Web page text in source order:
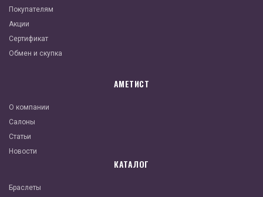
Покупателям
Акции
Сертификат
Обмен и скупка
АМЕТИСТ
О компании
Салоны
Статьи
Новости
КАТАЛОГ
Браслеты